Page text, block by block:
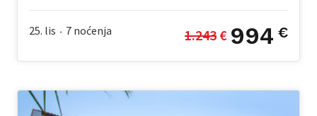
25. lis • 7 noćenja 1.243 € 994 €